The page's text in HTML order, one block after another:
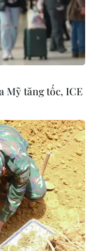
Mỹ tăng tốc, ICE